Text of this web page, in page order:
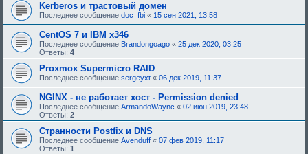
о
д
о
б
р
е
н
и
я
б
у
ю
щ
е
о
д
о
б
е
н
:
Kerberos и трастовый домен
Последнее сообщение doc_fbi « 15 сен 2021, 13:58
CentOS 7 и IBM x346
Последнее сообщение Brandongoago « 25 дек 2020, 03:25
Ответы: 4
Proxmox Supermicro RAID
Последнее сообщение sergeyxt « 06 дек 2019, 11:37
NGINX - не работает хост - Permission denied
Последнее сообщение ArmandoWaync « 02 июн 2019, 23:48
Ответы: 2
Странности Postfix и DNS
Последнее сообщение Avenduff « 07 фев 2019, 11:17
Ответы: 1